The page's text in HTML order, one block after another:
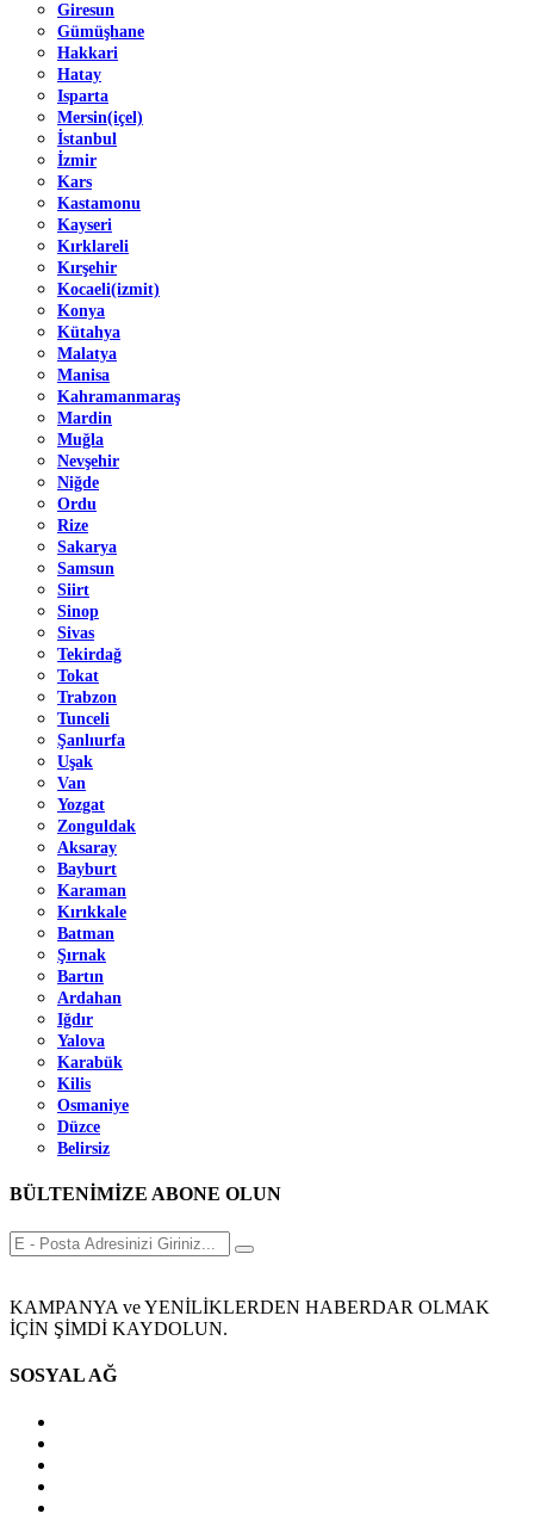
Giresun
Gümüşhane
Hakkari
Hatay
Isparta
Mersin(içel)
İstanbul
İzmir
Kars
Kastamonu
Kayseri
Kırklareli
Kırşehir
Kocaeli(izmit)
Konya
Kütahya
Malatya
Manisa
Kahramanmaraş
Mardin
Muğla
Nevşehir
Niğde
Ordu
Rize
Sakarya
Samsun
Siirt
Sinop
Sivas
Tekirdağ
Tokat
Trabzon
Tunceli
Şanlıurfa
Uşak
Van
Yozgat
Zonguldak
Aksaray
Bayburt
Karaman
Kırıkkale
Batman
Şırnak
Bartın
Ardahan
Iğdır
Yalova
Karabük
Kilis
Osmaniye
Düzce
Belirsiz
BÜLTENİMİZE ABONE OLUN
KAMPANYA ve YENİLİKLERDEN HABERDAR OLMAK
İÇİN ŞİMDİ KAYDOLUN.
SOSYAL AĞ